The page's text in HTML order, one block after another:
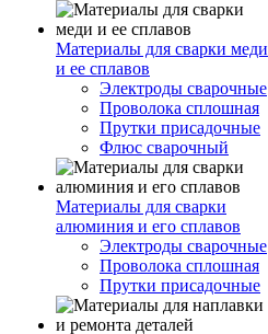
Материалы для сварки меди
и ее сплавов
Электроды сварочные
Проволока сплошная
Прутки присадочные
Флюс сварочный
Материалы для сварки
алюминия и его сплавов
Электроды сварочные
Проволока сплошная
Прутки присадочные